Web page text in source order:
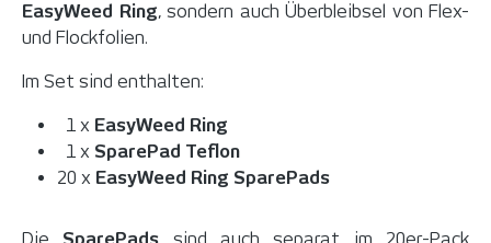
EasyWeed Ring, sondern auch Überbleibsel von Flex-
und Flockfolien.
Im Set sind enthalten:
1 x EasyWeed Ring
1 x SparePad Teflon
20 x EasyWeed Ring SparePads